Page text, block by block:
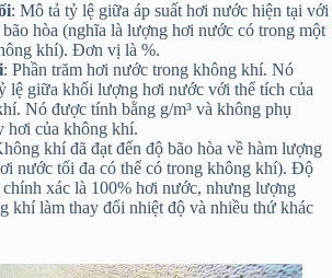
: Mô tả tỷ lệ giữa áp suất hơi nước hiện tại với
hòa (nghĩa là lượng hơi nước có trong một
khí). Đơn vị là %.
: Phần trăm hơi nước trong không khí. Nó
lệ giữa khối lượng hơi nước với thể tích của
Nó được tính bằng g/m³ và không phụ
hơi của không khí.
khí đã đạt đến độ bão hòa về hàm lượng
nước tối đa có thể có trong không khí). Độ
xác là 100% hơi nước, nhưng lượng
khí làm thay đổi nhiệt độ và nhiều thứ khác